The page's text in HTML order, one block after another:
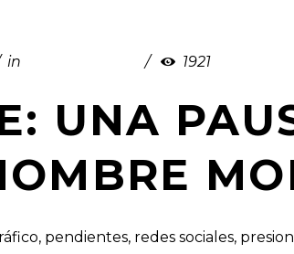
in 1921
UNA
pendientes, redes sociales,